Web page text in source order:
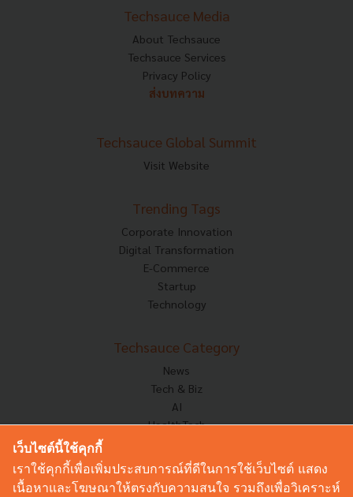
Techsauce Media
About Techsauce
Techsauce Services
Privacy Policy
ส่งบทความ
Techsauce Global Summit
Visit Website
Trending Tags
Corporate Innovation
Digital Transformation
E-Commerce
Startup
Technology
Techsauce Category
News
Tech & Biz
AI
HealthTech
Corp Innov
Saucy Thoughts
เว็บไซต์นี้ใช้คุกกี้
เราใช้คุกกี้เพื่อเพิ่มประสบการณ์ที่ดีในการใช้เว็บไซต์ แสดง
เนื้อหาและโฆษณาให้ตรงกับความสนใจ รวมถึงเพื่อวิเคราะห์